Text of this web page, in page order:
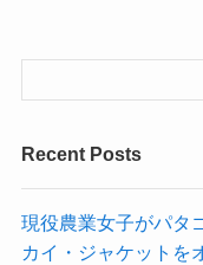
Recent Posts
現役農業女子がパタ
カイ・ジャケットを